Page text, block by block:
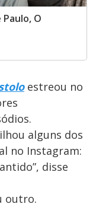
O
estreou no
alguns dos
no Instagram:
disse
outro.